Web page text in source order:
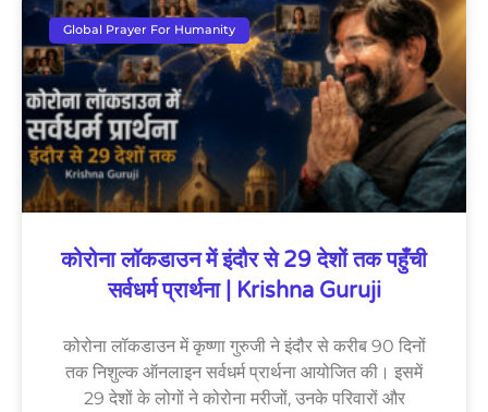
Global Prayer For Humanity
कोरोना लॉकडाउन में इंदौर से 29 देशों तक पहुँची
सर्वधर्म प्रार्थना | Krishna Guruji
कोरोना लॉकडाउन में कृष्णा गुरुजी ने इंदौर से करीब 90 दिनों
तक निशुल्क ऑनलाइन सर्वधर्म प्रार्थना आयोजित की। इसमें
29 देशों के लोगों ने कोरोना मरीजों, उनके परिवारों और